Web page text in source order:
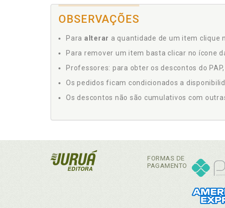
OBSERVAÇÕES
Para alterar a quantidade de um item clique
Para remover um item basta clicar no ícone
Professores: para obter os descontos do
Os pedidos ficam condicionados a
Os descontos não são cumulativos com
FORMAS DE
PAGAMENTO